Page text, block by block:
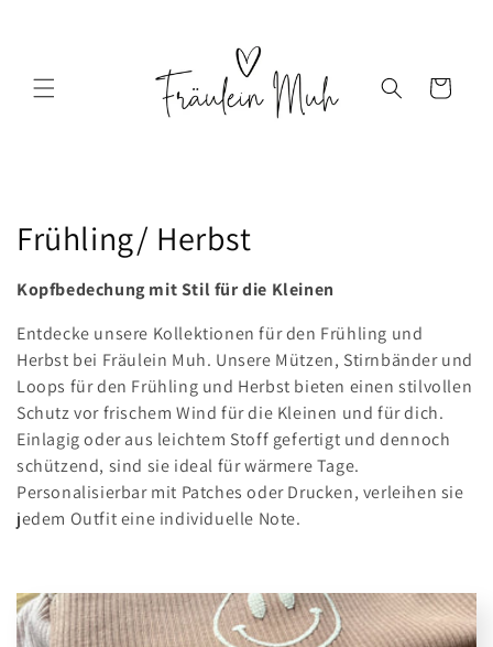
Warenkorb
K
a
t
e
g
o
r
i
e
:
Frühling/ Herbst
Kopfbedechung mit Stil für die Kleinen
Entdecke unsere Kollektionen für den Frühling und
Herbst bei Fräulein Muh. Unsere Mützen, Stirnbänder und
Loops für den Frühling und Herbst bieten einen stilvollen
Schutz vor frischem Wind für die Kleinen und für dich.
Einlagig oder aus leichtem Stoff gefertigt und dennoch
schützend, sind sie ideal für wärmere Tage.
Personalisierbar mit Patches oder Drucken, verleihen sie
jedem Outfit eine individuelle Note.